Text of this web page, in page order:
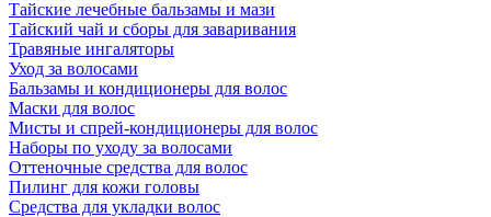
Тайские лечебные бальзамы и мази
Тайский чай и сборы для заваривания
Травяные ингаляторы
Уход за волосами
Бальзамы и кондиционеры для волос
Маски для волос
Мисты и спрей-кондиционеры для волос
Наборы по уходу за волосами
Оттеночные средства для волос
Пилинг для кожи головы
Средства для укладки волос